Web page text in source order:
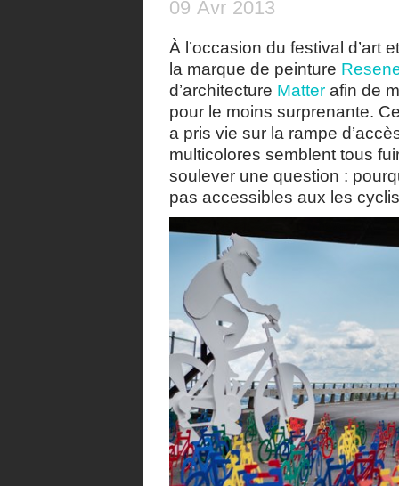
09 Avr 2013
À l’occasion du festival d’art
la marque de peinture
d’architecture Matter afin de
pour le moins surprenante.
a pris vie sur la rampe
multicolores semblent tous
soulever une question :
pas accessibles aux les